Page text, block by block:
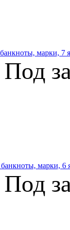
марки,
Под
марки,
Под